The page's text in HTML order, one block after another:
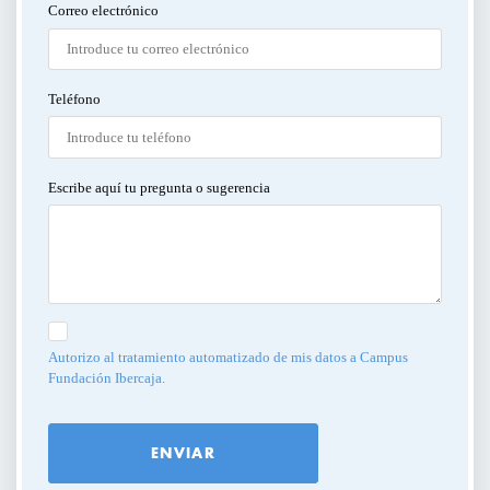
SERVICIO DE OFERTAS DE EMPLEO
PERFILES:
RESPONSABLES DE ÁREA
PARA EMPRENDEDORES
TIPO DE CONTENIDO:
CONFERENCIAS Y MESAS REDONDAS
Correo electrónico
Teléfono
Escribe aquí tu pregunta o sugerencia
Autorizo al tratamiento automatizado de mis datos a Campus
Fundación Ibercaja.
ENVIAR